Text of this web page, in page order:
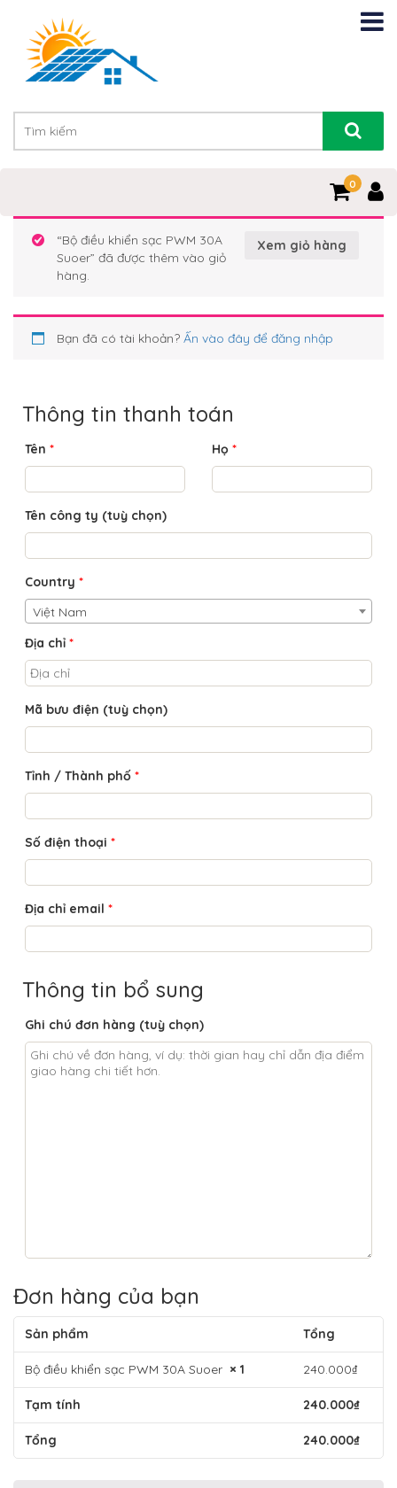
0
Xem giỏ hàng
“Bộ điều khiển sạc PWM 30A
Suoer” đã được thêm vào giỏ
hàng.
Bạn đã có tài khoản? Ấn vào đây để đăng nhập
Thông tin thanh toán
Tên * Họ *
Tên công ty (tuỳ chọn)
Country *
Việt Nam
Địa chỉ *
Mã bưu điện (tuỳ chọn)
Tỉnh / Thành phố *
Số điện thoại *
Địa chỉ email *
Thông tin bổ sung
Ghi chú đơn hàng (tuỳ chọn)
Đơn hàng của bạn
Sản phẩm Tổng
Bộ điều khiển sạc PWM 30A Suoer × 1 ₫
240.000
Tạm tính ₫
240.000
Tổng ₫
240.000